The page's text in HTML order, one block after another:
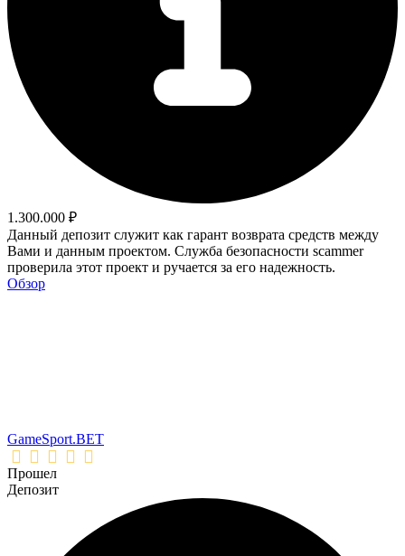
1.300.000 ₽
Данный депозит служит как гарант возврата средств между
Вами и данным проектом. Служба безопасности scammer
проверила этот проект и ручается за его надежность.
Обзор
GameSport.BET
Прошел
Депозит